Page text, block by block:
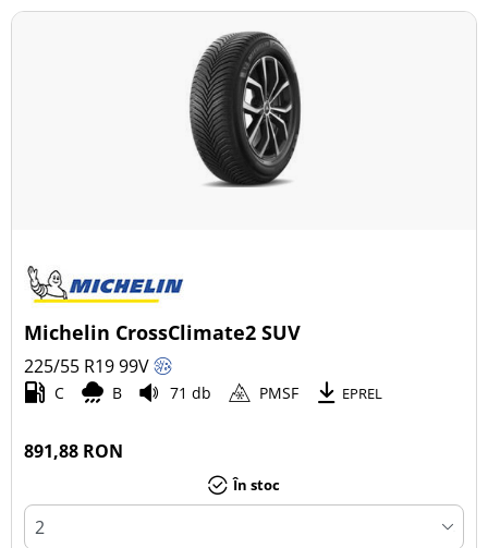
Michelin CrossClimate2 SUV
225/55 R1999V
C B 71 db PMSF EPREL
891,88 RON
În stoc